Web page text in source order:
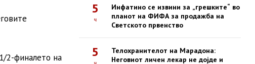
2-финалето на
5
ч
Инфатино се извини за „грешките“ во
планот на ФИФА за продажба на
Светското првенство
5
Телохранителот на Марадона:
Неговиот личен лекар не дојде и